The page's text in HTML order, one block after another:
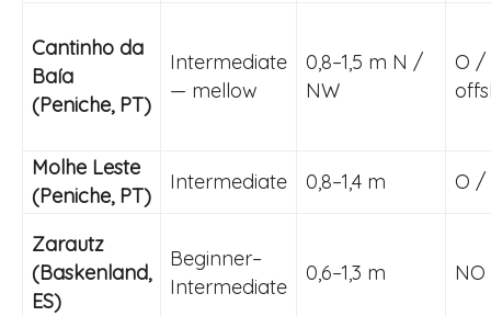
Cantinho da
Baía
(Peniche, PT)
Intermediate
— mellow
0,8–1,5 m N /
NW
O /
Molhe Leste
(Peniche, PT)
Intermediate 0,8–1,4 m O /
Zarautz
(Baskenland,
ES)
Beginner–
Intermediate
0,6–1,3 m